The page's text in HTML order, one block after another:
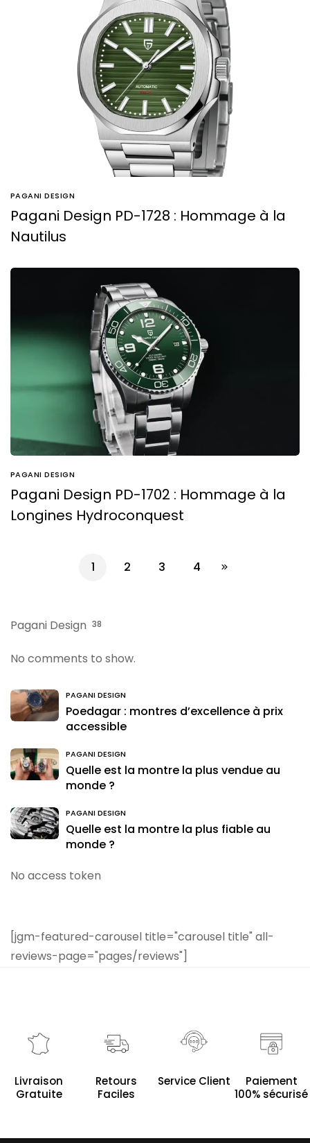
PAGANI DESIGN
Pagani Design PD-1728 : Hommage à la
Nautilus
PAGANI DESIGN
Pagani Design PD-1702 : Hommage à la
Longines Hydroconquest
1 2 3 4
Pagani Design 38
No comments to show.
PAGANI DESIGN
Poedagar : montres d’excellence à prix
accessible
PAGANI DESIGN
Quelle est la montre la plus vendue au
monde ?
PAGANI DESIGN
Quelle est la montre la plus fiable au
monde ?
No access token
[jgm-featured-carousel title="carousel title" all-
reviews-page="pages/reviews"]
Livraison
Gratuite
Retours
Faciles
Service Client
Paiement
100% sécurisé